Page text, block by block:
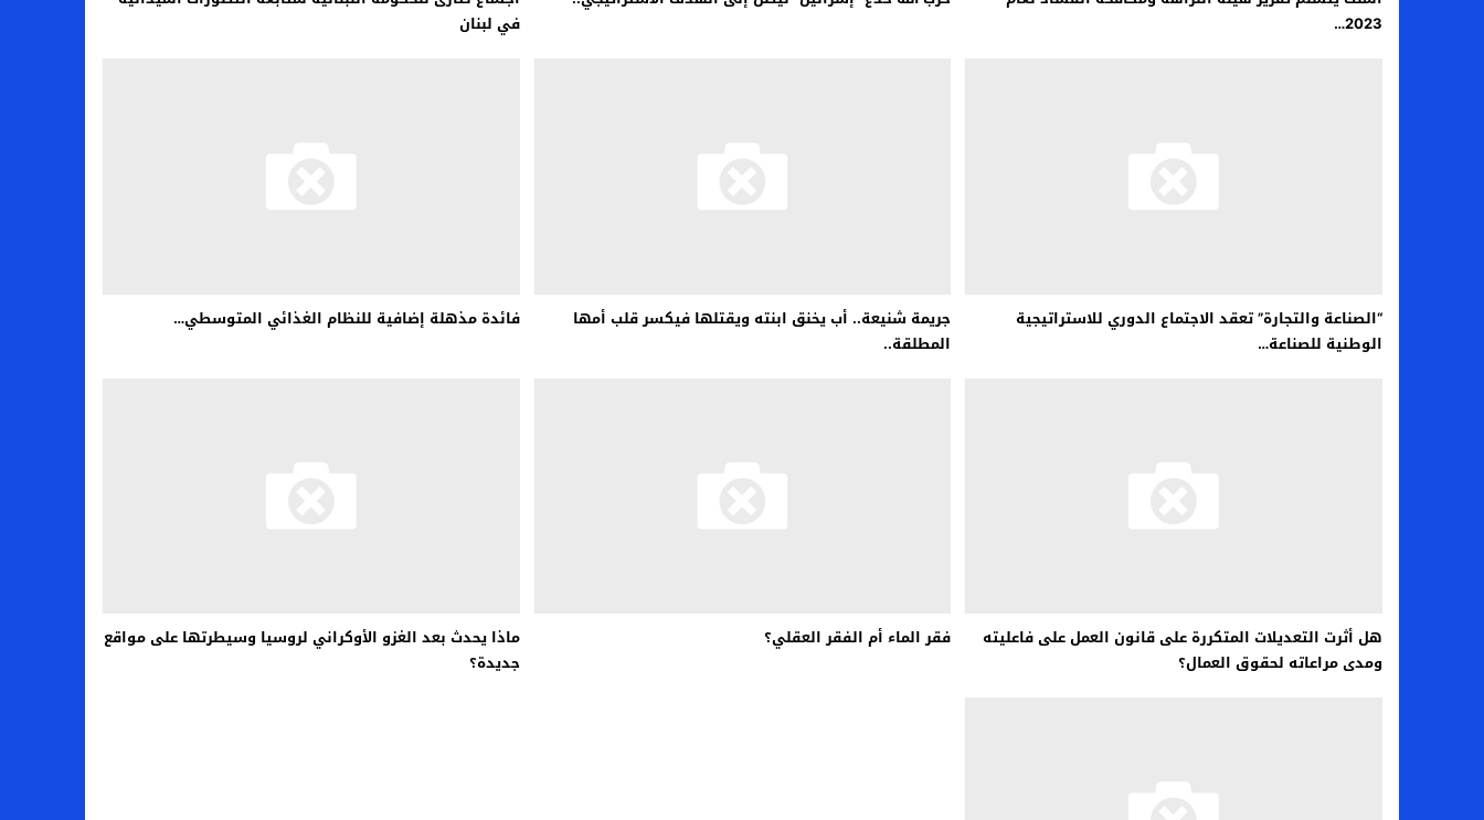
2023…
في لبنان
“الصناعة والتجارة” تعقد الاجتماع الدوري للاستراتيجية
الوطنية للصناعة…
جريمة شنيعة.. أب يخنق ابنته ويقتلها فيكسر قلب أمها
المطلقة..
فائدة مذهلة إضافية للنظام الغذائي المتوسطي…
هل أثرت التعديلات المتكررة على قانون العمل على فاعليته
ومدى مراعاته لحقوق العمال؟
فقر الماء أم الفقر العقلي؟
ماذا يحدث بعد الغزو الأوكراني لروسيا وسيطرتها على مواقع
جديدة؟